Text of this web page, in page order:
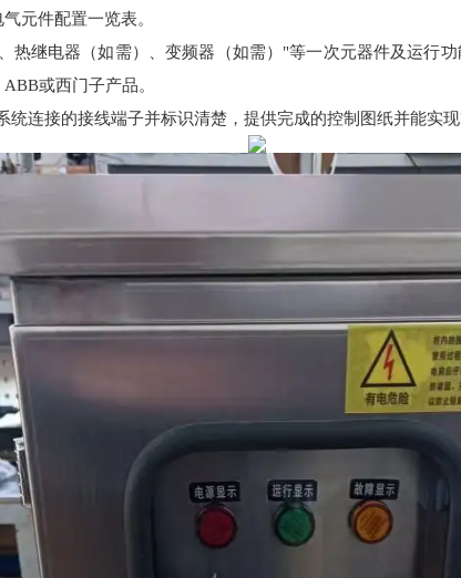
元件配置一览表。
热继电器（如需）、变频器（如需）"等一次元器件及运行
ABB或西门子产品。
统连接的接线端子并标识清楚，提供完成的控制图纸并能实现